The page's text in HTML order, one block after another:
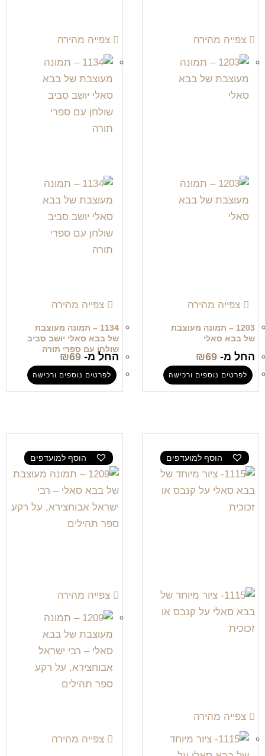
צפייה מהירה
צפייה מהירה
1203 – תמונה מעוצבת
של בבא סאלי
החל מ- ₪69
לפרטים נוספים ורכישה
צפייה מהירה
צפייה מהירה
1134 – תמונה מעוצבת
של בבא סאלי יושב סביב
שולחן עם ספרי תורה
החל מ- ₪69
לפרטים נוספים ורכישה
הוסף למועדפים
צפייה מהירה
הוסף למועדפים
צפייה מהירה
צפייה מהירה